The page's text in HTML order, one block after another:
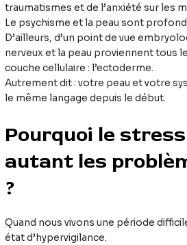
traumatismes et de l’anxiété sur les
Le psychisme et la peau sont
D’ailleurs, d’un point de vue
nerveux et la peau proviennent tous
couche cellulaire : l’ectoderme.
Autrement dit : votre peau et votre
le même langage depuis le début.
Pourquoi le
autant les
?
Quand nous vivons une période
état d’hypervigilance.